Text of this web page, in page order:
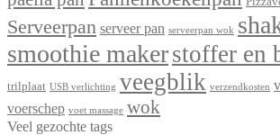
Serveerpan serveer pan serveerpan wok
smoothie makerstoffer en
trilplaat USB verlichting veegblik verzendkosten
voerschep voet massage wok
Veel gezochte tags